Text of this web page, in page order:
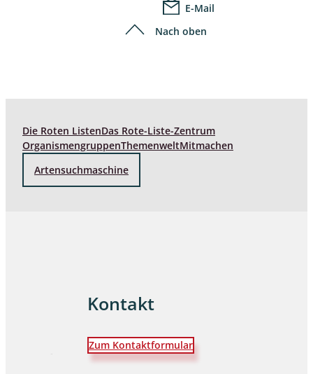
E-Mail
Nach oben
Die Roten ListenDas Rote-Liste-Zentrum
OrganismengruppenThemenweltMitmachen
Artensuchmaschine
Kontakt
Zum Kontaktformular